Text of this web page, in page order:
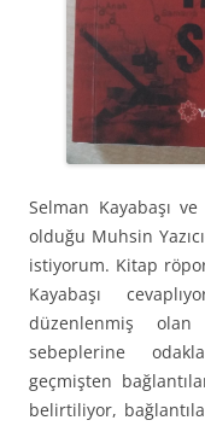
Selman Kayabaşı
olduğu Muhsin
istiyorum. Kitap
Kayabaşı
düzenlenmiş
sebeplerine
geçmişten
belirtiliyor,